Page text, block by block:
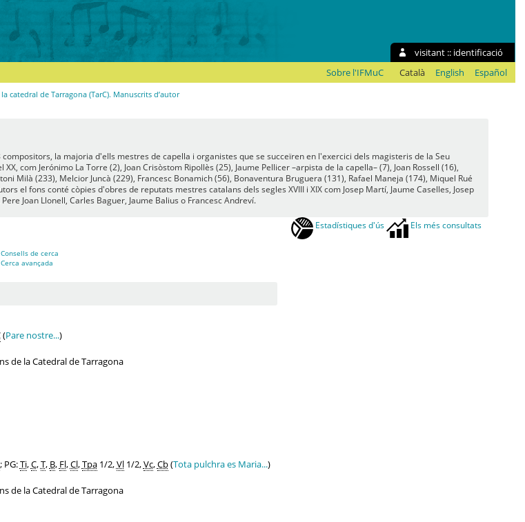
visitant :: identificació
Sobre l'IFMuC Català English Español
catedral de Tarragona (TarC). Manuscrits d’autor
la majoria d'ells mestres de capella i organistes que se succeïren en l'exercici dels magisteris de la Seu
com Jerónimo La Torre (2), Joan Crisòstom Ripollès (25), Jaume Pellicer –arpista de la capella– (7), Joan Rossell (16),
Milà (233), Melcior Juncà (229), Francesc Bonamich (56), Bonaventura Bruguera (131), Rafael Maneja (174), Miquel Rué
el fons conté còpies d'obres de reputats mestres catalans dels segles XVIII i XIX com Josep Martí, Jaume Caselles, Josep
Joan Llonell, Carles Baguer, Jaume Balius o Francesc Andreví.
Estadístiques d'ús Els més consultats
Consells de cerca
Cerca avançada
(Pare nostre...)
de la Catedral de Tarragona
; PG:Ti,C,T, B, Fl,Cl,Tpa1/2,Vl1/2,Vc,Cb(Tota pulchra es Maria...)
de la Catedral de Tarragona